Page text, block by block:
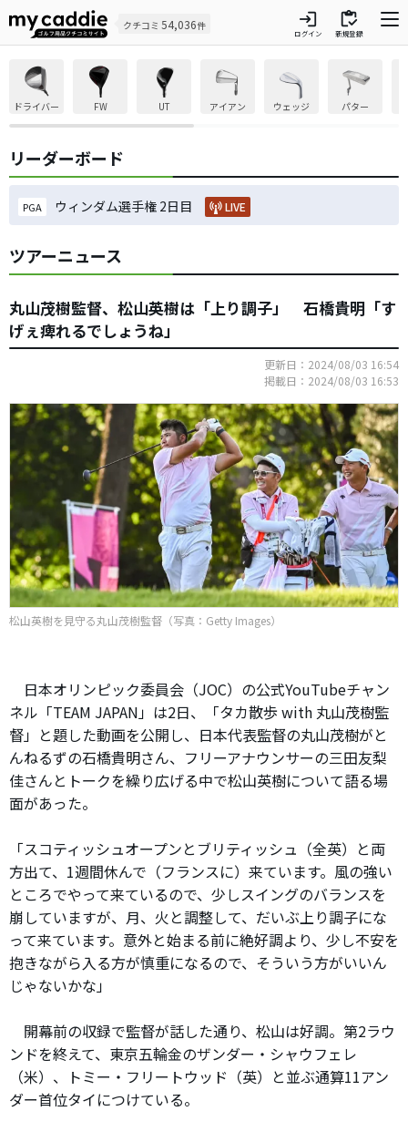
クチコミ 54,036件 login
ログイン
inventory
新規登録
ドライバー FW UT アイアン ウェッジ パター
リーダーボード
PGA ウィンダム選手権 2日目 LIVE
ツアーニュース
丸山茂樹監督、松山英樹は「上り調子」 石橋貴明「す
げぇ痺れるでしょうね」
更新日：2024/08/03 16:54
掲載日：2024/08/03 16:53
松山英樹を見守る丸山茂樹監督（写真：Getty Images）
日本オリンピック委員会（JOC）の公式YouTubeチャン
ネル「TEAM JAPAN」は2日、「タカ散歩 with 丸山茂樹監
督」と題した動画を公開し、日本代表監督の丸山茂樹がと
んねるずの石橋貴明さん、フリーアナウンサーの三田友梨
佳さんとトークを繰り広げる中で松山英樹について語る場
面があった。
「スコティッシュオープンとブリティッシュ（全英）と両
方出て、1週間休んで（フランスに）来ています。風の強い
ところでやって来ているので、少しスイングのバランスを
崩していますが、月、火と調整して、だいぶ上り調子にな
って来ています。意外と始まる前に絶好調より、少し不安を
抱きながら入る方が慎重になるので、そういう方がいいん
じゃないかな」
開幕前の収録で監督が話した通り、松山は好調。第2ラウ
ンドを終えて、東京五輪金のザンダー・シャウフェレ
（米）、トミー・フリートウッド（英）と並ぶ通算11アン
ダー首位タイにつけている。